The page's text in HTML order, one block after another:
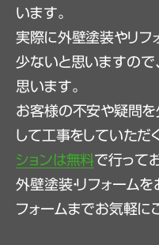
います。
実際に外壁塗装やリフ
少ないと思いますので
思います。
お客様の不安や疑問を
して工事をしていただく
ションは無料で行って
外壁塗装・リフォーム
フォームまでお気軽に